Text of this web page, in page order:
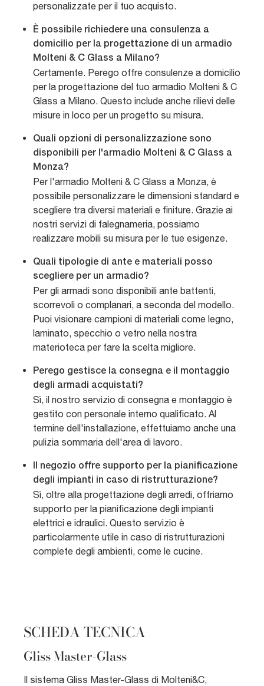
personalizzate per il tuo acquisto.
È possibile richiedere una consulenza a
domicilio per la progettazione di un armadio
Molteni & C Glass a Milano?
Certamente. Perego offre consulenze a domicilio
per la progettazione del tuo armadio Molteni & C
Glass a Milano. Questo include anche rilievi delle
misure in loco per un progetto su misura.
Quali opzioni di personalizzazione sono
disponibili per l'armadio Molteni & C Glass a
Monza?
Per l'armadio Molteni & C Glass a Monza, è
possibile personalizzare le dimensioni standard e
scegliere tra diversi materiali e finiture. Grazie ai
nostri servizi di falegnameria, possiamo
realizzare mobili su misura per le tue esigenze.
Quali tipologie di ante e materiali posso
scegliere per un armadio?
Per gli armadi sono disponibili ante battenti,
scorrevoli o complanari, a seconda del modello.
Puoi visionare campioni di materiali come legno,
laminato, specchio o vetro nella nostra
materioteca per fare la scelta migliore.
Perego gestisce la consegna e il montaggio
degli armadi acquistati?
Sì, il nostro servizio di consegna e montaggio è
gestito con personale interno qualificato. Al
termine dell'installazione, effettuiamo anche una
pulizia sommaria dell'area di lavoro.
Il negozio offre supporto per la pianificazione
degli impianti in caso di ristrutturazione?
Sì, oltre alla progettazione degli arredi, offriamo
supporto per la pianificazione degli impianti
elettrici e idraulici. Questo servizio è
particolarmente utile in caso di ristrutturazioni
complete degli ambienti, come le cucine.
SCHEDA TECNICA
Gliss Master-Glass
Il sistema Gliss Master-Glass di Molteni&C,